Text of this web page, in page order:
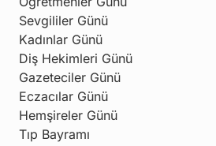
Sevgililer Günü
Kadınlar Günü
Diş Hekimleri Günü
Gazeteciler Günü
Eczacılar Günü
Hemşireler Günü
Tıp Bayramı